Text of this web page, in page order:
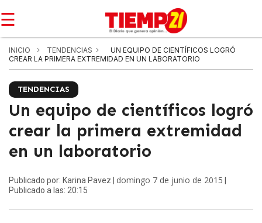
☰
INICIO TENDENCIAS
UN EQUIPO DE CIENTÍFICOS LOGRÓ
CREAR LA PRIMERA EXTREMIDAD EN UN LABORATORIO
TENDENCIAS
Un equipo de científicos logró
crear la primera extremidad
en un laboratorio
Publicado por: Karina Pavez | domingo 7 de junio de 2015
Publicado a las: 20:15